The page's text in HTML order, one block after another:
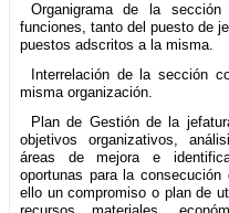
Organigrama de la
funciones, tanto del puesto de
puestos adscritos a la misma.
Interrelación de la sección
misma organización.
Plan de Gestión de la
objetivos organizativos,
áreas de mejora e
oportunas para la
ello un compromiso o plan de